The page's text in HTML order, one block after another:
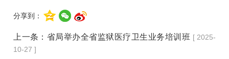
分享到：
上一条： 省局举办全省监狱医疗卫生业务培训班 [ 2025-
10-27 ]